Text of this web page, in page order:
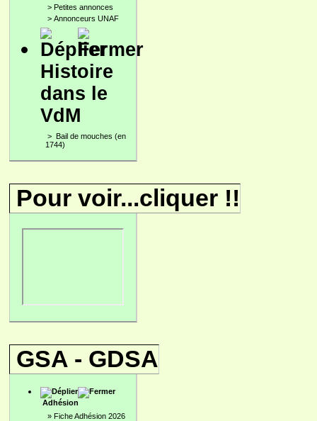
> Petites annonces
> Annonceurs UNAF
Histoire
dans le
VdM
> Bail de mouches (en
1744)
Pour voir...cliquer !!
GSA - GDSA
Adhésion
» Fiche Adhésion 2026